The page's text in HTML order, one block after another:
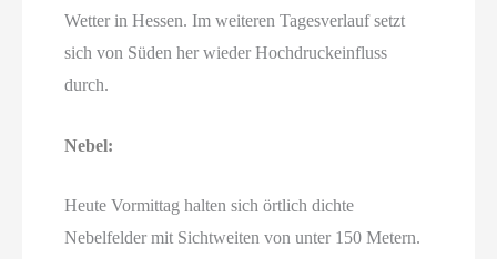
Wetter in Hessen. Im weiteren Tagesverlauf setzt
sich von Süden her wieder Hochdruckeinfluss
durch.
Nebel:
Heute Vormittag halten sich örtlich dichte
Nebelfelder mit Sichtweiten von unter 150 Metern.